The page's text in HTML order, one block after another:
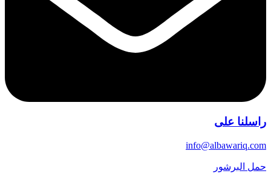
راسلنا على
info@albawariq.com
حمل البرشور